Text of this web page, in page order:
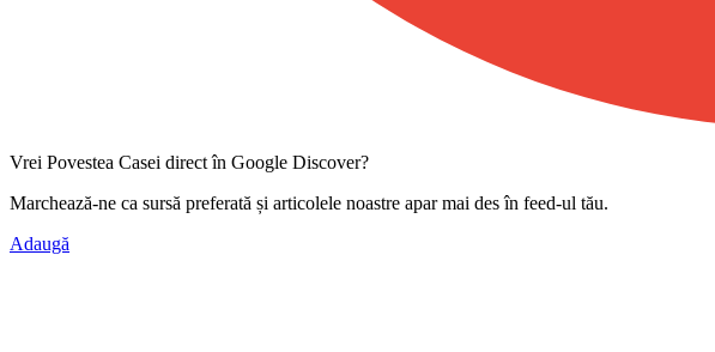
Vrei Povestea Casei direct în Google Discover?
Marchează-ne ca sursă preferată și articolele noastre apar mai des în feed-ul tău.
Adaugă